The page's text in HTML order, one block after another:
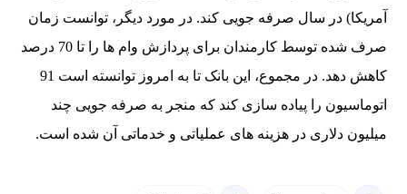
آمریکا) در سال صرفه جویی کند. در مورد دیگر، توانست زمان
صرف شده توسط کارمندان برای پردازش وام ها را تا 70 درصد
کاهش دهد. در مجموع، این بانک تا به امروز توانسته است 91
اتوماسیون را پیاده سازی کند که منجر به صرفه جویی چند
میلیون دلاری در هزینه های عملیاتی و خدماتی آن شده است.